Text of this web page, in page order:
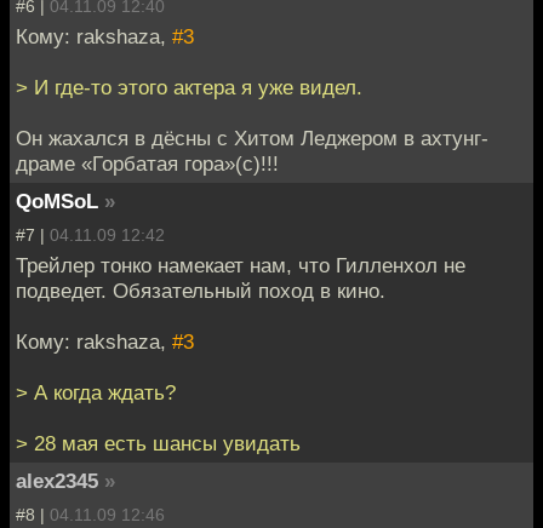
#6 | 04.11.09 12:40
Кому: rakshaza, #3
> И где-то этого актера я уже видел.
Он жахался в дёсны с Хитом Леджером в ахтунг-
драме «Горбатая гора»(с)!!!
QoMSoL »
#7 | 04.11.09 12:42
Трейлер тонко намекает нам, что Гилленхол не
подведет. Обязательный поход в кино.
Кому: rakshaza, #3
> А когда ждать?
> 28 мая есть шансы увидать
alex2345 »
#8 | 04.11.09 12:46